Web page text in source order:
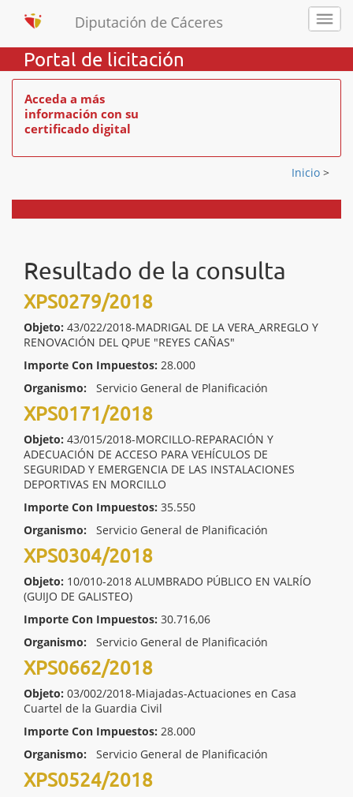
Portal de licitación
Acceda a más
información con su
certificado digital
Inicio >
Resultado de la consulta
XPS0279/2018
Objeto: 43/022/2018-MADRIGAL DE LA VERA_ARREGLO Y
RENOVACIÓN DEL QPUE "REYES CAÑAS"
Importe Con Impuestos: 28.000
Organismo:
Servicio General de Planificación
XPS0171/2018
Objeto: 43/015/2018-MORCILLO-REPARACIÓN Y
ADECUACIÓN DE ACCESO PARA VEHÍCULOS DE
SEGURIDAD Y EMERGENCIA DE LAS INSTALACIONES
DEPORTIVAS EN MORCILLO
Importe Con Impuestos: 35.550
Organismo:
Servicio General de Planificación
XPS0304/2018
Objeto: 10/010-2018 ALUMBRADO PÚBLICO EN VALRÍO
(GUIJO DE GALISTEO)
Importe Con Impuestos: 30.716,06
Organismo:
Servicio General de Planificación
XPS0662/2018
Objeto: 03/002/2018-Miajadas-Actuaciones en Casa
Cuartel de la Guardia Civil
Importe Con Impuestos: 28.000
Organismo:
Servicio General de Planificación
XPS0524/2018